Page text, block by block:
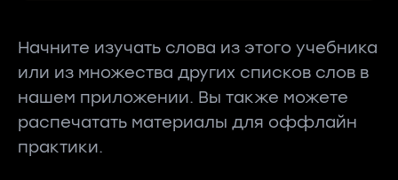
Начните изучать слова из этого учебника
или из множества других списков слов в
нашем приложении. Вы также можете
распечатать материалы для оффлайн
практики.